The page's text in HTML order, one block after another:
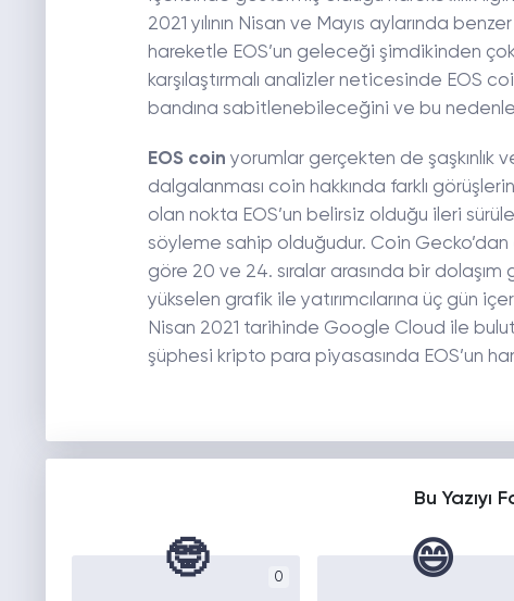
2021 yılının Nisan ve Mayıs aylarında
hareketle EOS’un geleceği şimdikinden
karşılaştırmalı analizler neticesinde EOS
bandına sabitlenebileceğini ve bu nedenle
EOS coin yorumlar gerçekten de şaşkınlık
dalgalanması coin hakkında farklı
olan nokta EOS’un belirsiz olduğu ileri
söyleme sahip olduğudur. Coin
göre 20 ve 24. sıralar arasında bir
yükselen grafik ile yatırımcılarına üç gün
Nisan 2021 tarihinde Google Cloud ile
şüphesi kripto para piyasasında EOS’un
Bu Yazıyı
0
🤓 😄